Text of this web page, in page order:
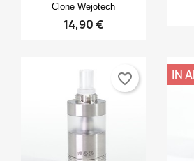
Clone Wejotech
14,90 €
favorite_border IN